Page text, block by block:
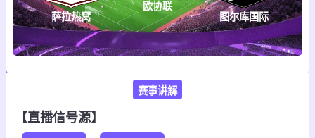
萨拉热窝
欧协联
图尔库国际
赛事讲解
【直播信号源】